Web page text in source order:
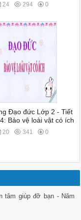
24 294 0
Đạo đức Lớp 2 - Tiết
Bảo vệ loài vật có ích
20 341 0
tâm giúp đỡ bạn - Năm